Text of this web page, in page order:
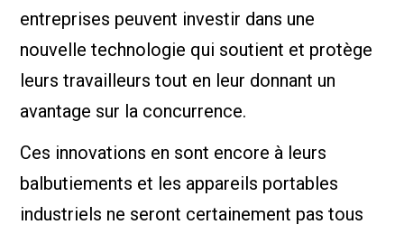
entreprises peuvent investir dans une
nouvelle technologie qui soutient et protège
leurs travailleurs tout en leur donnant un
avantage sur la concurrence.
Ces innovations en sont encore à leurs
balbutiements et les appareils portables
industriels ne seront certainement pas tous